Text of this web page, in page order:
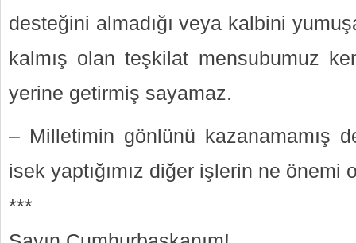
desteğini almadığı veya kalbini
kalmış olan teşkilat mensubumuz
yerine getirmiş sayamaz.
– Milletimin gönlünü kazanamamış
isek yaptığımız diğer işlerin ne
***